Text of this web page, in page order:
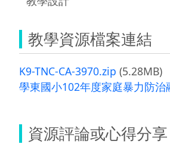
教學資源檔案連結
K9-TNC-CA-3970.zip (5.28MB)
學東國小102年度家庭暴力防
資源評論或心得分享